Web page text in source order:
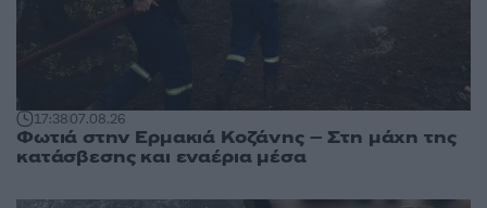
17:3807.08.26
Φωτιά στην Ερμακιά Κοζάνης – Στη μάχη της
κατάσβεσης και εναέρια μέσα